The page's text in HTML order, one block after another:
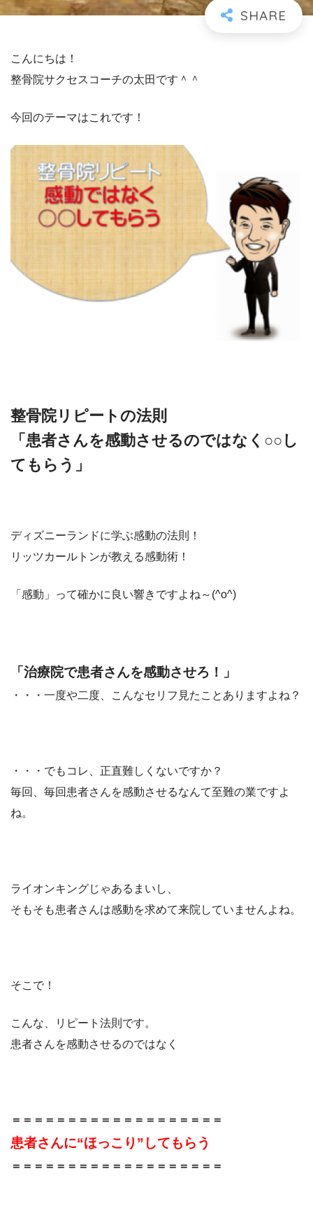
こんにちは！
整骨院サクセスコーチの太田です＾＾
今回のテーマはこれです！
整骨院リピートの法則
「患者さんを感動させるのではなく○○し
てもらう」
ディズニーランドに学ぶ感動の法則！
リッツカールトンが教える感動術！
「感動」って確かに良い響きですよね～(^o^)
「治療院で患者さんを感動させろ！」
・・・一度や二度、こんなセリフ見たことありますよね？
・・・でもコレ、正直難しくないですか？
毎回、毎回患者さんを感動させるなんて至難の業ですよ
ね。
ライオンキングじゃあるまいし、
そもそも患者さんは感動を求めて来院していませんよね。
そこで！
こんな、リピート法則です。
患者さんを感動させるのではなく
＝＝＝＝＝＝＝＝＝＝＝＝＝＝＝＝＝＝＝
患者さんに“ほっこり”してもらう
＝＝＝＝＝＝＝＝＝＝＝＝＝＝＝＝＝＝＝